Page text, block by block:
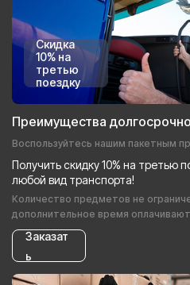
Скидка
10% на
третью
поездку
Преимущества
Воспользуйтесь нашим пакетным
Получить скидку 10% на третью
любой вид транспорта!
Количество предметов не
дополнительное время
Заказат
ь